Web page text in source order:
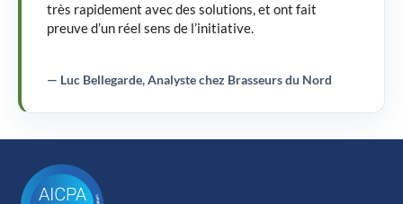
très rapidement avec des solutions, et ont fait
preuve d’un réel sens de l’initiative.
— Luc Bellegarde, Analyste chez Brasseurs du Nord